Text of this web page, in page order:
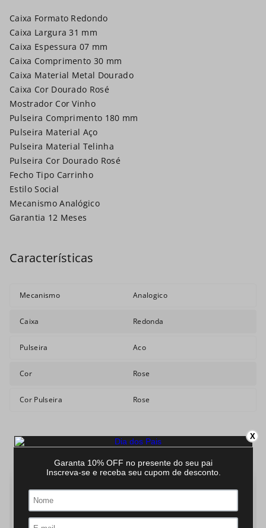
Caixa Formato Redondo
Caixa Largura 31 mm
Caixa Espessura 07 mm
Caixa Comprimento 30 mm
Caixa Material Metal Dourado
Caixa Cor Dourado Rosé
Mostrador Cor Vinho
Pulseira Comprimento 180 mm
Pulseira Material Aço
Pulseira Material Telinha
Pulseira Cor Dourado Rosé
Fecho Tipo Carrinho
Estilo Social
Mecanismo Analógico
Garantia 12 Meses
Mecanismo Analogico
Caixa Redonda
Pulseira Aco
Cor Rose
Cor Pulseira Rose
QUEM VIU, VIU TAMBÉM:
LANÇAMENTOS LANÇAMENTOS
X